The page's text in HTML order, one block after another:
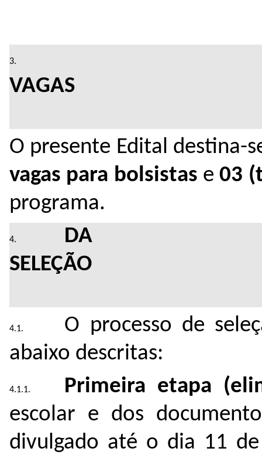
O presente Edital destina-
vagas para bolsistas e 03
programa.
DA
O processo de
abaixo descritas:
Primeira etapa
escolar e dos
divulgado até o dia 11